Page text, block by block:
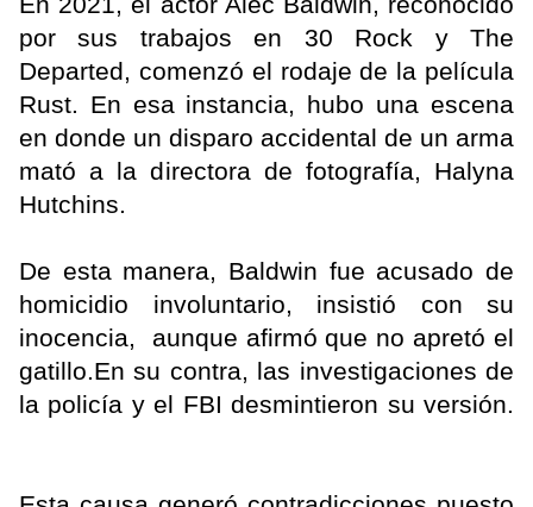
por sus trabajos en 30 Rock y The
Departed, comenzó el rodaje de la película
Rust. En esa instancia, hubo una escena
en donde un disparo accidental de un arma
mató a la directora de fotografía, Halyna
Hutchins.
De esta manera, Baldwin fue acusado de
homicidio involuntario, insistió con su
inocencia, aunque afirmó que no apretó el
gatillo.En su contra, las investigaciones de
la policía y el FBI desmintieron su versión.